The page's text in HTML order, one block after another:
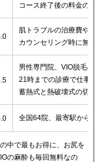
コース終了後の料金の記
肌トラブルの治療費や薬
カウンセリング時に無料
男性専門院、VIO脱毛の
21時までの診療で仕事帰
蓄熱式と熱破壊式の切替
全国64院、最寄駅から徒
中で最もお得に、お尻を
の麻酔も毎回無料なの